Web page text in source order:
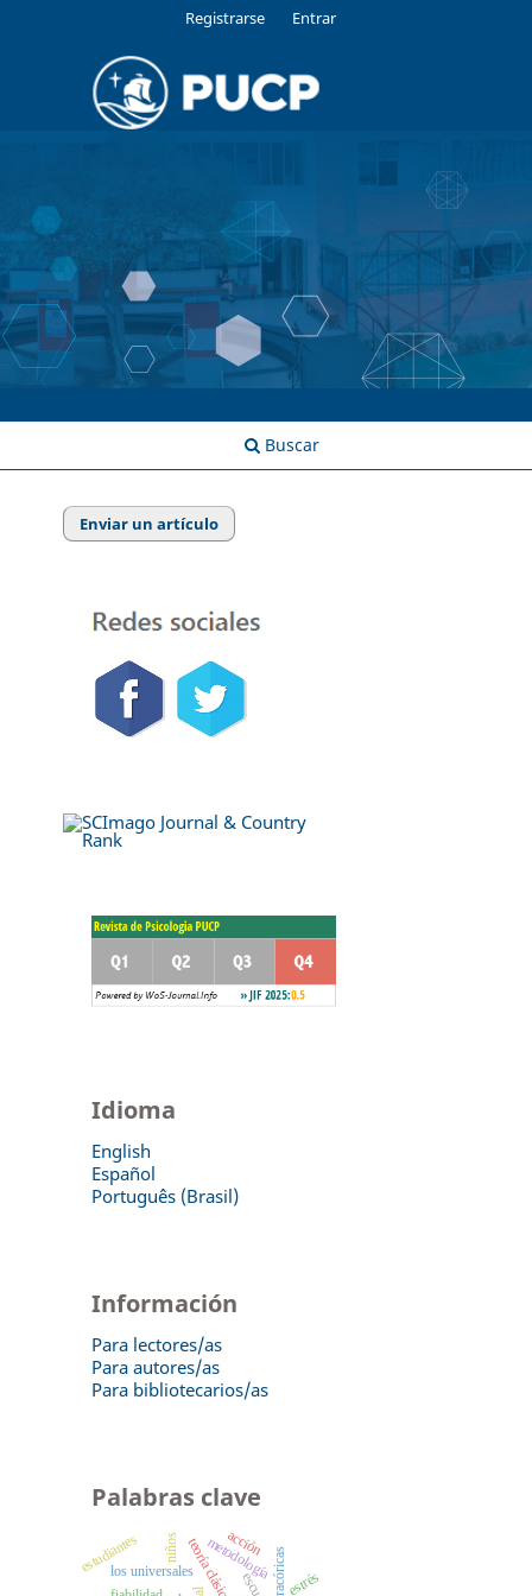
Buscar
Registrarse Entrar
Enviar un artículo
Idioma
English
Español
Português (Brasil)
Información
Para lectores/as
Para autores/as
Para bibliotecarios/as
Palabras clave
los universales
estudiantes niños metodología
estrés
acción